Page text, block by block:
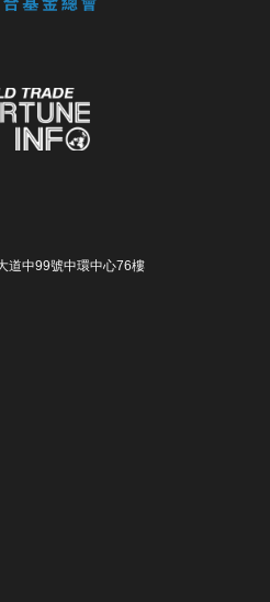
道中99號中環中心76樓